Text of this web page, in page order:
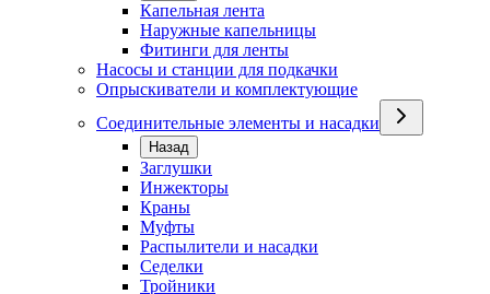
Капельная лента
Наружные капельницы
Фитинги для ленты
Насосы и станции для подкачки
Опрыскиватели и комплектующие
Соединительные элементы и насадки
Назад
Заглушки
Инжекторы
Краны
Муфты
Распылители и насадки
Седелки
Тройники